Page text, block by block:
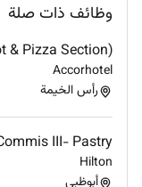
وظائف ذات صلة
& Pizza Section)
Accorhotel
رأس الخيمة
III- Pastry
Hilton
أبوظبي